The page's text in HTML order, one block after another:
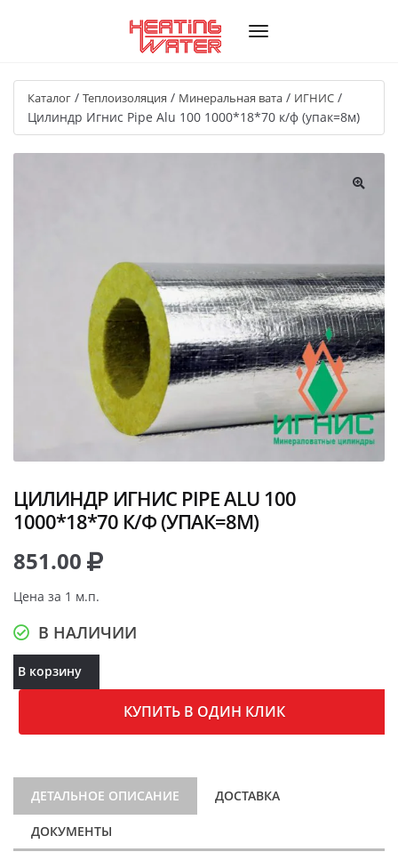
Каталог / Теплоизоляция / Минеральная вата / ИГНИС /
Цилиндр Игнис Pipe Alu 100 1000*18*70 к/ф (упак=8м)
ЦИЛИНДР ИГНИС PIPE ALU 100
1000*18*70 К/Ф (УПАК=8М)
851.00
Цена за 1 м.п.
В НАЛИЧИИ
В корзину
КУПИТЬ В ОДИН КЛИК
ДЕТАЛЬНОЕ ОПИСАНИЕ ДОСТАВКА
ДОКУМЕНТЫ